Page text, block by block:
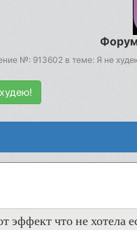
№: 913602 в теме: Я не
эффект что не хотела